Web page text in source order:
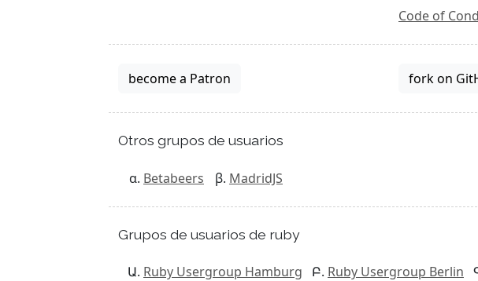
Code of
become a Patron fork on
Otros grupos de usuarios
Betabeers MadridJS
Grupos de usuarios de ruby
Ruby Usergroup Hamburg Ruby Usergroup Berlin